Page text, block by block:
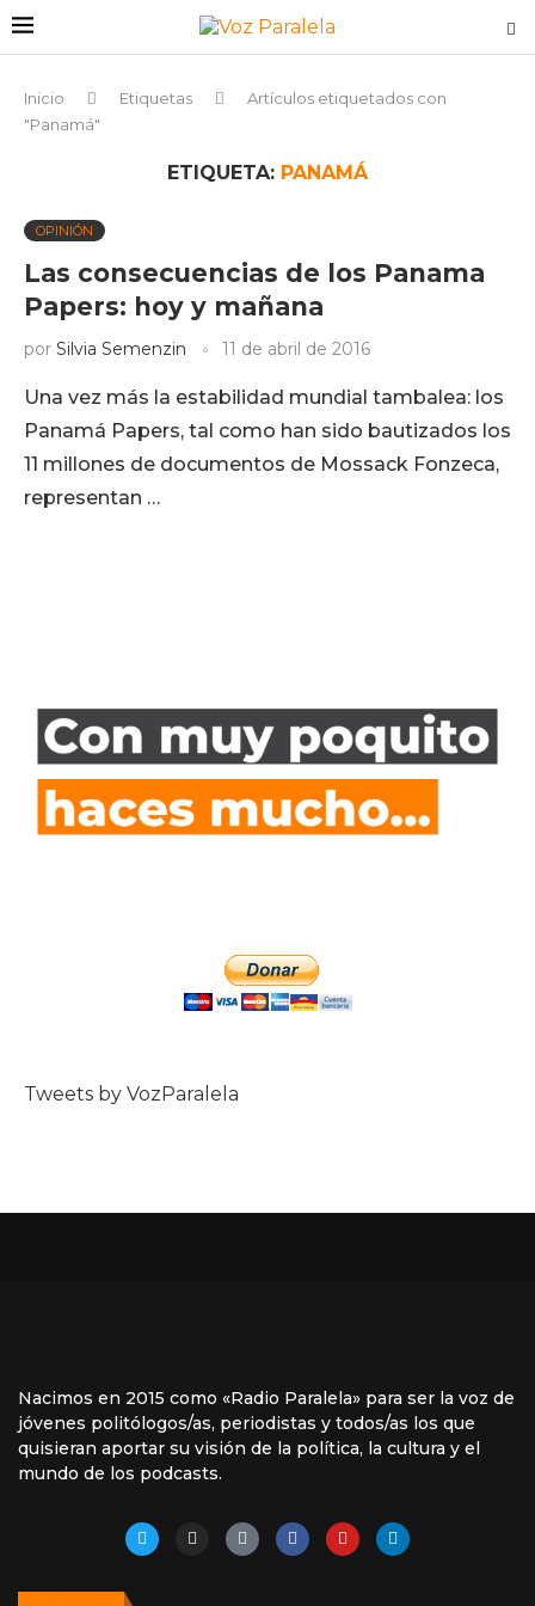
Inicio Etiquetas
Artículos etiquetados con
"Panamá"
ETIQUETA: PANAMÁ
OPINIÓN
Las consecuencias de los Panama
Papers: hoy y mañana
por Silvia Semenzin 11 de abril de 2016
Una vez más la estabilidad mundial tambalea: los
Panamá Papers, tal como han sido bautizados los
11 millones de documentos de Mossack Fonzeca,
representan …
Tweets by VozParalela
Nacimos en 2015 como «Radio Paralela» para ser la voz de
jóvenes politólogos/as, periodistas y todos/as los que
quisieran aportar su visión de la política, la cultura y el
mundo de los podcasts.